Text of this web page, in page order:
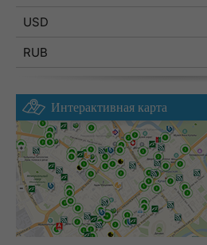
USD
RUB
Интерактивная карта